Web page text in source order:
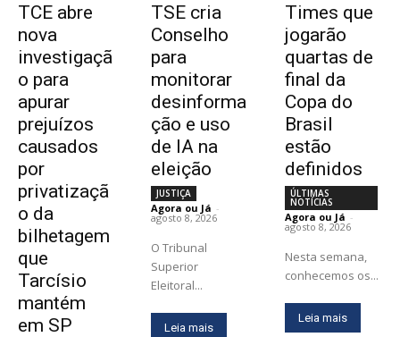
TCE abre
nova
investigaçã
o para
apurar
prejuízos
causados
por
privatizaçã
o da
bilhetagem
que
Tarcísio
mantém
em SP
TSE cria
Conselho
para
monitorar
desinforma
ção e uso
de IA na
eleição
JUSTIÇA
Agora ou Já -
agosto 8, 2026
O Tribunal
Superior
Eleitoral...
Leia mais
Times que
jogarão
quartas de
final da
Copa do
Brasil
estão
definidos
ÚLTIMAS
NOTÍCIAS
Agora ou Já -
agosto 8, 2026
Nesta semana,
conhecemos os...
Leia mais